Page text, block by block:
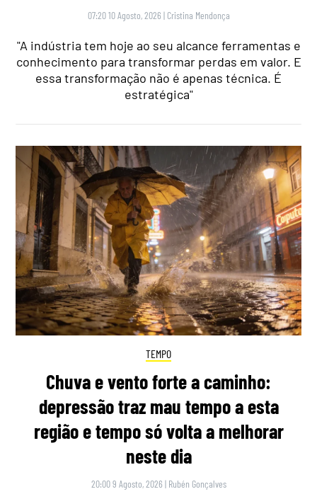
07:20 10 Agosto, 2026 | Cristina Mendonça
"A indústria tem hoje ao seu alcance ferramentas e
conhecimento para transformar perdas em valor. E
essa transformação não é apenas técnica. É
estratégica"
TEMPO
Chuva e vento forte a caminho:
depressão traz mau tempo a esta
região e tempo só volta a melhorar
neste dia
20:00 9 Agosto, 2026 | Rubén Gonçalves